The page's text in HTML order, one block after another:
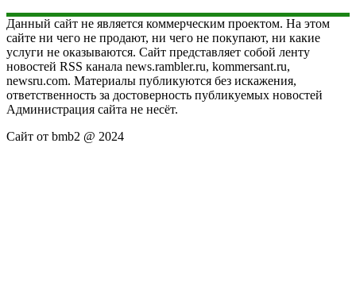
Данный сайт не является коммерческим проектом. На этом
сайте ни чего не продают, ни чего не покупают, ни какие
услуги не оказываются. Сайт представляет собой ленту
новостей RSS канала news.rambler.ru, kommersant.ru,
newsru.com. Материалы публикуются без искажения,
ответственность за достоверность публикуемых новостей
Администрация сайта не несёт.
Сайт от bmb2 @ 2024